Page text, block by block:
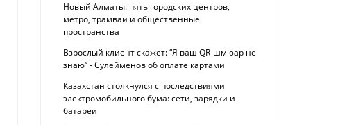
Новый Алматы: пять городских центров,
метро, трамваи и общественные
пространства
Взрослый клиент скажет: “Я ваш QR-шмюар не
знаю“ - Сулейменов об оплате картами
Казахстан столкнулся с последствиями
электромобильного бума: сети, зарядки и
батареи